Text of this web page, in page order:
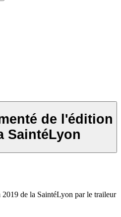
de l'édition
SaintéLyon
de la SaintéLyon par le traileur